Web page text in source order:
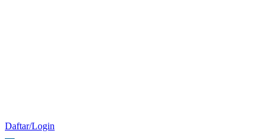
Daftar/Login